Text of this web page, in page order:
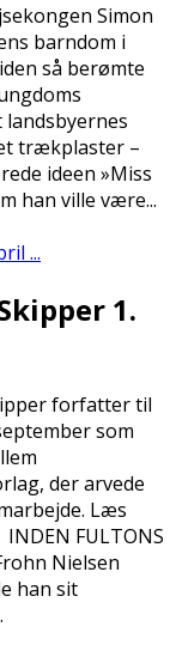
Simon
barndom i
så berømte
trækplaster –
ideen »Miss
han ville være...
1.
forfatter til
som
der arvede
Læs
FULTONS
Nielsen
han sit